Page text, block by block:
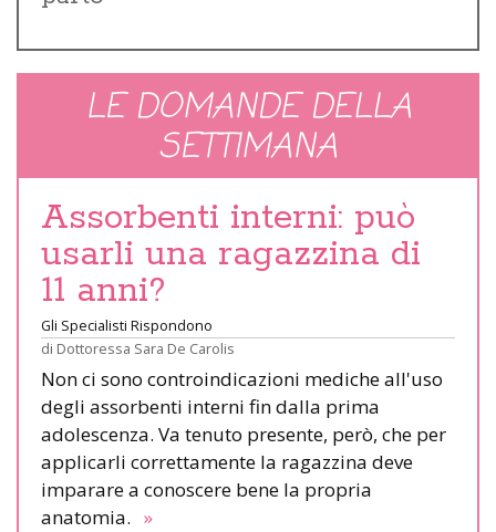
LE DOMANDE DELLA
SETTIMANA
Assorbenti interni: può
usarli una ragazzina di
11 anni?
Gli Specialisti Rispondono
di Dottoressa Sara De Carolis
Non ci sono controindicazioni mediche all'uso
degli assorbenti interni fin dalla prima
adolescenza. Va tenuto presente, però, che per
applicarli correttamente la ragazzina deve
imparare a conoscere bene la propria
anatomia. »